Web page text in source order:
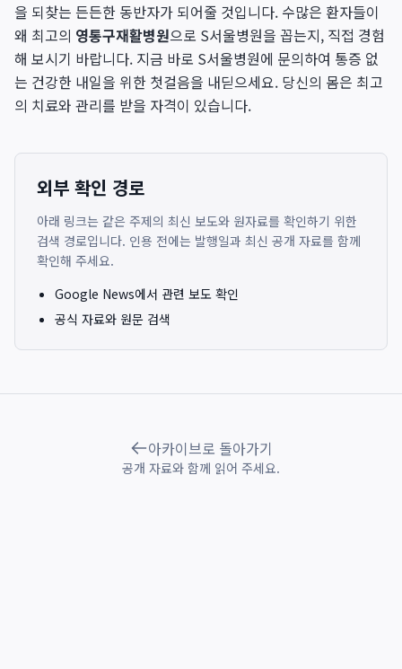
을 되찾는 든든한 동반자가 되어줄 것입니다. 수많은 환자들이
왜 최고의 영통구재활병원으로 S서울병원을 꼽는지, 직접 경험
해 보시기 바랍니다. 지금 바로 S서울병원에 문의하여 통증 없
는 건강한 내일을 위한 첫걸음을 내딛으세요. 당신의 몸은 최고
의 치료와 관리를 받을 자격이 있습니다.
외부 확인 경로
아래 링크는 같은 주제의 최신 보도와 원자료를 확인하기 위한
검색 경로입니다. 인용 전에는 발행일과 최신 공개 자료를 함께
확인해 주세요.
Google News에서 관련 보도 확인
공식 자료와 원문 검색
아카이브로 돌아가기
공개 자료와 함께 읽어 주세요.